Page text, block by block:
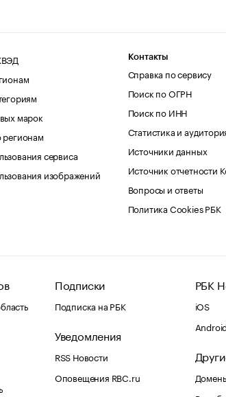
марок
регионам
сервиса
изображений
Контакты
Справка по сервису
Поиск по ОГРН
Поиск по ИНН
Статистика и
Источники данных
Источник отчетности
Вопросы и ответы
Политика Cookies РБК
Подписки
Подписка на РБК
Уведомления
RSS Новости
Оповещения RBC.ru
РБК
iOS